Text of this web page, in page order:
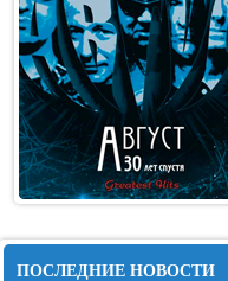
ПОСЛЕДНИЕ НОВОСТИ